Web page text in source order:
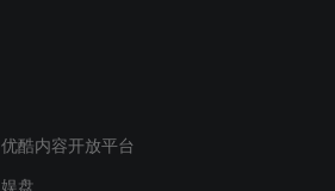
优酷内容开放平台
娱盘